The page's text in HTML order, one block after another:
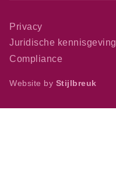
Privacy
Juridische kennisgeving
Compliance
Website by Stijlbreuk